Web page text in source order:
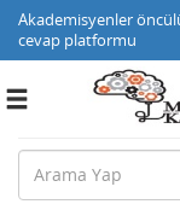
Akademisyenler
cevap platformu
Toggle